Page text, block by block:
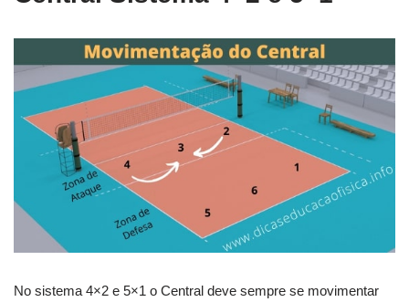
No sistema 4×2 e 5×1 o Central deve sempre se movimentar